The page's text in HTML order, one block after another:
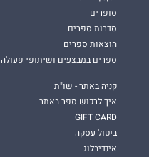
סופרים
סדרות ספרים
הוצאות ספרים
ספרים במבצעים ושיתופי פעולה
קניה באתר - שו"ת
איך לרכוש ספר באתר
GIFT CARD
ביטול עסקה
אינדיבלוג